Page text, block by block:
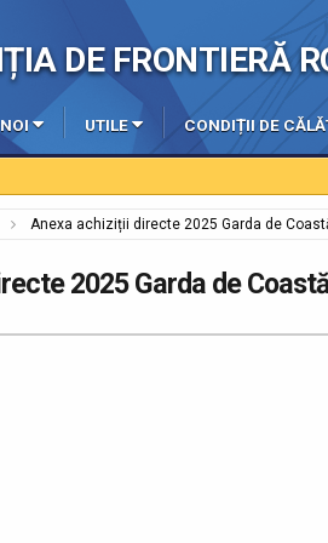
DE FRONTIERĂ
UTILE CONDIȚII DE
Anexa achiziții directe 2025 Garda de
2025 Garda de